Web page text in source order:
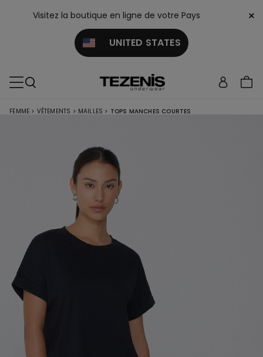
Visitez la boutique en ligne de votre Pays
UNITED STATES
×
FEMME > VÊTEMENTS > MAILLES > TOPS MANCHES COURTES